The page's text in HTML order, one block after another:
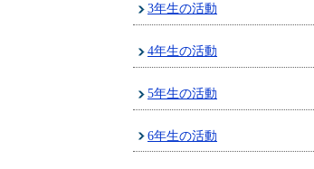
3年生の活動
4年生の活動
5年生の活動
6年生の活動